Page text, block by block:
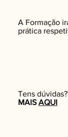
A Formação
prática
Tens
MAISAQUI